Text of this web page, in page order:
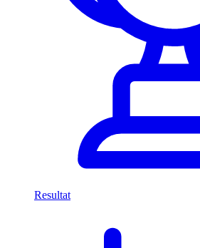
Resultat